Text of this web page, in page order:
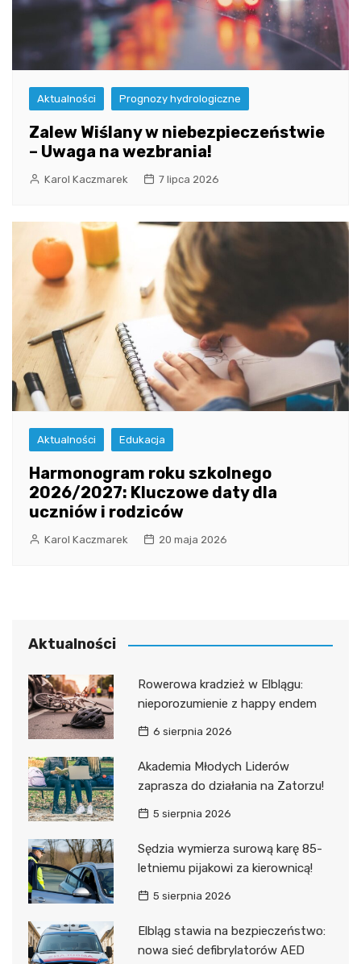
Aktualności Prognozy hydrologiczne
Zalew Wiślany w niebezpieczeństwie
– Uwaga na wezbrania!
Karol Kaczmarek 7 lipca 2026
Aktualności Edukacja
Harmonogram roku szkolnego
2026/2027: Kluczowe daty dla
uczniów i rodziców
Karol Kaczmarek 20 maja 2026
Aktualności
Rowerowa kradzież w Elblągu:
nieporozumienie z happy endem
6 sierpnia 2026
Akademia Młodych Liderów
zaprasza do działania na Zatorzu!
5 sierpnia 2026
Sędzia wymierza surową karę 85-
letniemu pijakowi za kierownicą!
5 sierpnia 2026
Elbląg stawia na bezpieczeństwo:
nowa sieć defibrylatorów AED